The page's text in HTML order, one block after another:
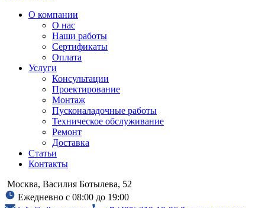
О компании
О нас
Наши работы
Сертификаты
Оплата
Услуги
Консультации
Проектирование
Монтаж
Пусконаладочные работы
Техническое обслуживание
Ремонт
Доставка
Статьи
Контакты
Москва, Василия Ботылева, 52
Ежедневно с 08:00 до 19:00